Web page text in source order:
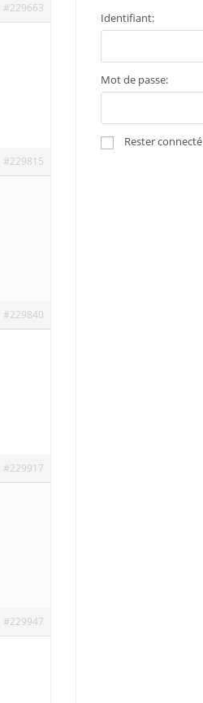
#229663
#229815
#229840
#229917
#229947
Identifiant:
Mot de passe:
Rester connecté